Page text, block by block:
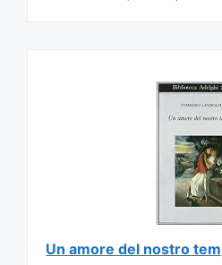
Un amore del nostro